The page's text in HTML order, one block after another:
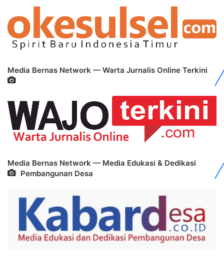
Media Bernas Network — Warta Jurnalis Online Terkini
Media Bernas Network — Media Edukasi & Dedikasi
Pembangunan Desa